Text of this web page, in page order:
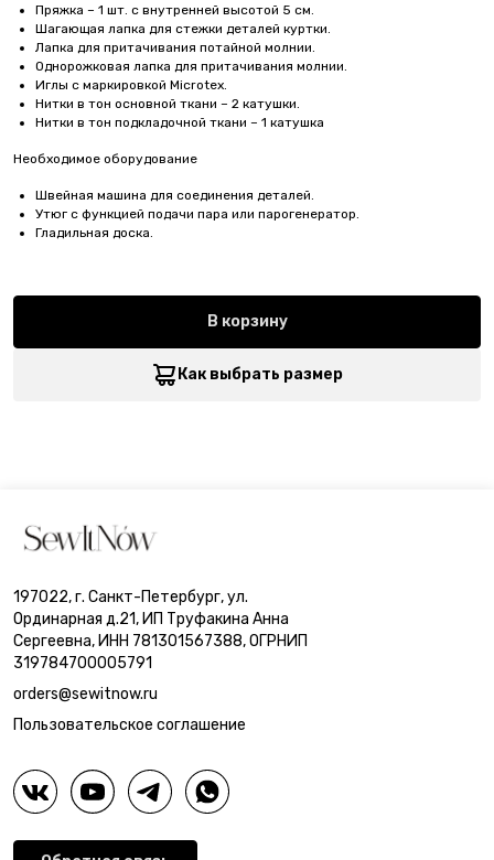
Пряжка – 1 шт. с внутренней высотой 5 см.
Шагающая лапка для стежки деталей куртки.
Лапка для притачивания потайной молнии.
Однорожковая лапка для притачивания молнии.
Иглы с маркировкой Microtex.
Нитки в тон основной ткани – 2 катушки.
Нитки в тон подкладочной ткани – 1 катушка
Необходимое оборудование
Швейная машина для соединения деталей.
Утюг с функцией подачи пара или парогенератор.
Гладильная доска.
В корзину
Как выбрать размер
197022, г. Санкт-Петербург, ул.
Ординарная д.21, ИП Труфакина Анна
Сергеевна, ИНН 781301567388, ОГРНИП
319784700005791
orders@sewitnow.ru
Пользовательское соглашение